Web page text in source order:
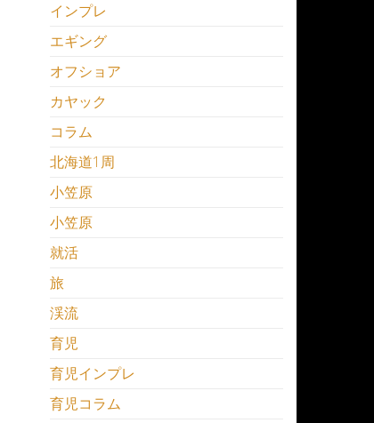
インプレ
エギング
オフショア
カヤック
コラム
北海道1周
小笠原
小笠原
就活
旅
渓流
育児
育児インプレ
育児コラム